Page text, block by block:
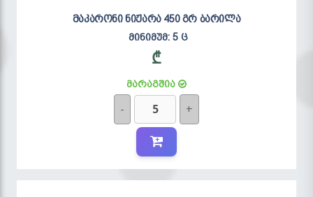
მაკარონი ნიჟარა 450 გრ ბარილა
მინიმუმ: 5 ც
₾
მარაგშია
- +